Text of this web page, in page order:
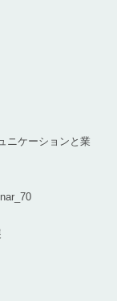
ニケーションと業